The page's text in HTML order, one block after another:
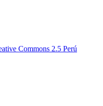
Commons 2.5 Perú